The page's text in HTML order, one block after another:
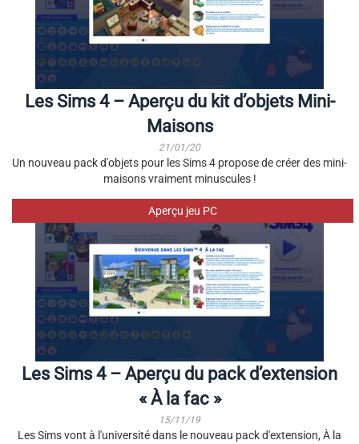
Les Sims 4 – Aperçu du kit d’objets Mini-
Maisons
21/01/20
Un nouveau pack d'objets pour les Sims 4 propose de créer des mini-
maisons vraiment minuscules !
Aperçu jeu PC
Les Sims 4 – Aperçu du pack d’extension
« À la fac »
15/11/19
Les Sims vont à l'université dans le nouveau pack d'extension, À la